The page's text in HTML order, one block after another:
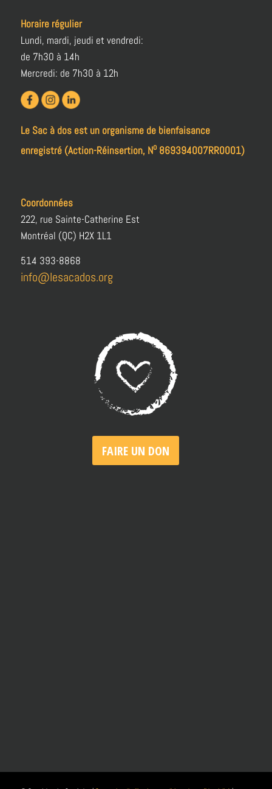
Horaire régulier
Lundi, mardi, jeudi et vendredi:
de 7h30 à 14h
Mercredi: de 7h30 à 12h
Le Sac à dos est un organisme de bienfaisance
enregistré (Action-Réinsertion, No869394007RR0001)
Coordonnées
222, rue Sainte-Catherine Est
Montréal (QC) H2X 1L1
514 393-8868
info@lesacados.org
FAIRE UN DON